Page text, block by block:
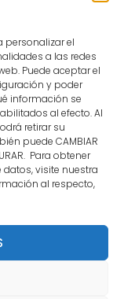
personalizar el
a las redes
Puede aceptar el
y poder
información se
al efecto. Al
retirar su
puede CAMBIAR
Para obtener
visite nuestra
al respecto,